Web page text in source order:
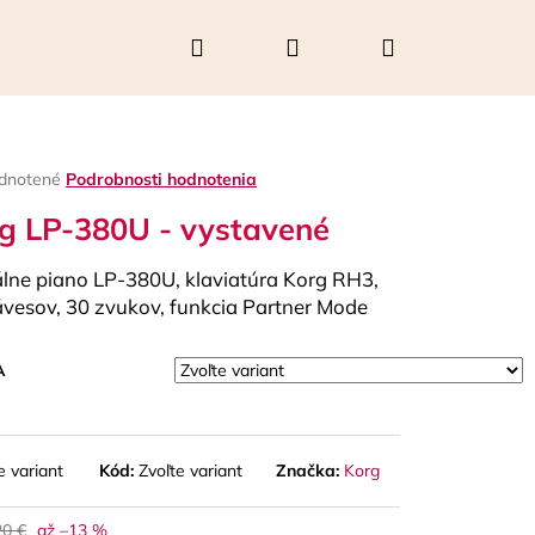
Hľadať PrihlásenieNákupný
Podrobnosti hodnotenia
LP-380U - vystavené
piano LP-380U, klaviatúra Korg RH3,
30 zvukov, funkcia Partner Mode
variant Kód: Zvoľte variant Značka: Korg
€ až –13 %
Nasledujúce